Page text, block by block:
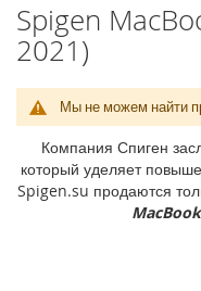
i
P
h
o
n
1
7
Spigen
2021)
Мы не можем найти
Компания Спиген
который уделяет
Spigen.su продаются